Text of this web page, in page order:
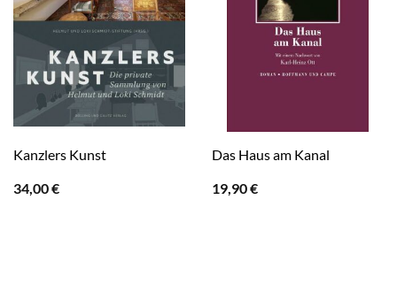
Kanzlers Kunst
34,00€
Das Haus am Kanal
19,90€